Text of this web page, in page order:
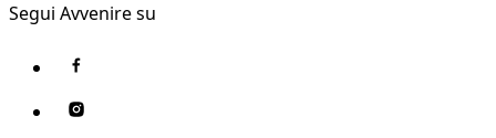
Segui Avvenire su